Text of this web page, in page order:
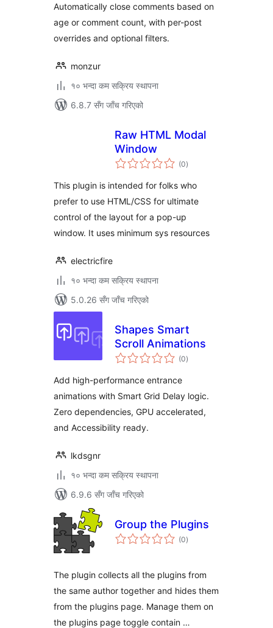
Automatically close comments based on
age or comment count, with per-post
overrides and optional filters.
monzur
१० भन्दा कम सक्रिय स्थापना
6.8.7 सँग जाँच गरिएको
Raw HTML Modal
Window
(0कुल
रेटिङ्गहरू
)
This plugin is intended for folks who
prefer to use HTML/CSS for ultimate
control of the layout for a pop-up
window. It uses minimum sys resources
electricfire
१० भन्दा कम सक्रिय स्थापना
5.0.26 सँग जाँच गरिएको
Shapes Smart
Scroll Animations
(0कुल
रेटिङ्गहरू
)
Add high-performance entrance
animations with Smart Grid Delay logic.
Zero dependencies, GPU accelerated,
and Accessibility ready.
lkdsgnr
१० भन्दा कम सक्रिय स्थापना
6.9.6 सँग जाँच गरिएको
Group the Plugins
(0कुल
रेटिङ्गहरू
)
The plugin collects all the plugins from
the same author together and hides them
from the plugins page. Manage them on
the plugins page toggle contain …